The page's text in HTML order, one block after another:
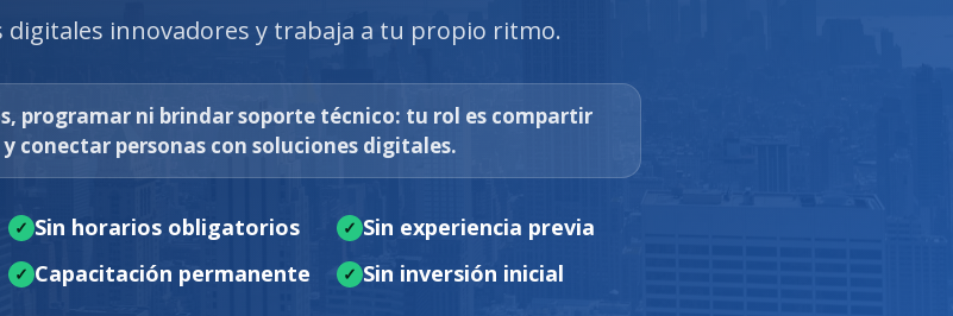
digitales innovadores y trabaja a tu propio ritmo.
programar ni brindar soporte técnico: tu rol es compartir
conectar personas con soluciones digitales.
Sin horarios obligatorios
Sin experiencia previa
Capacitación permanente Sin inversión inicial